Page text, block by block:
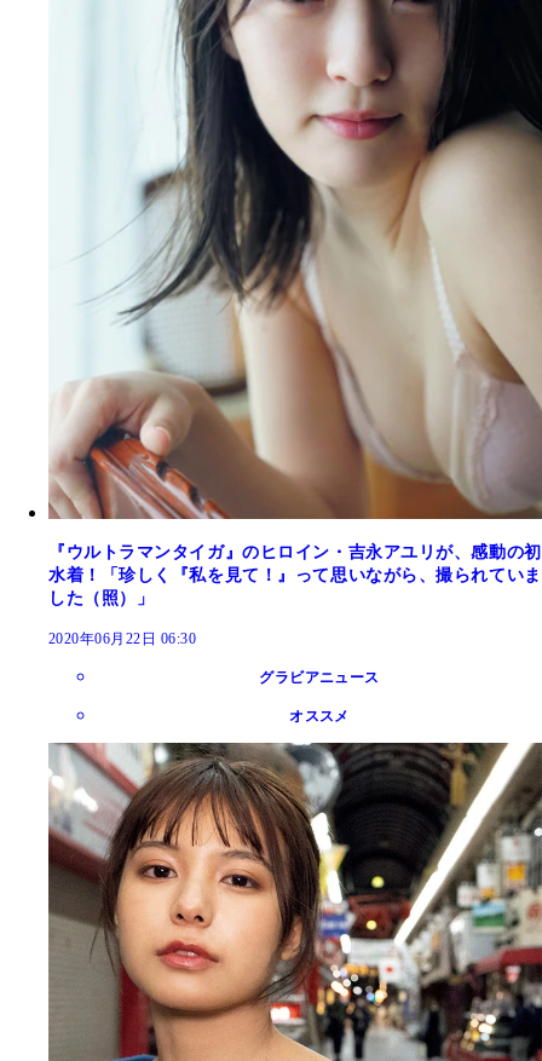
『ウルトラマンタイガ』のヒロイン・吉永アユリが、感動の初
水着！「珍しく『私を見て！』って思いながら、撮られていま
した（照）」
2020年06月22日 06:30
グラビアニュース
オススメ